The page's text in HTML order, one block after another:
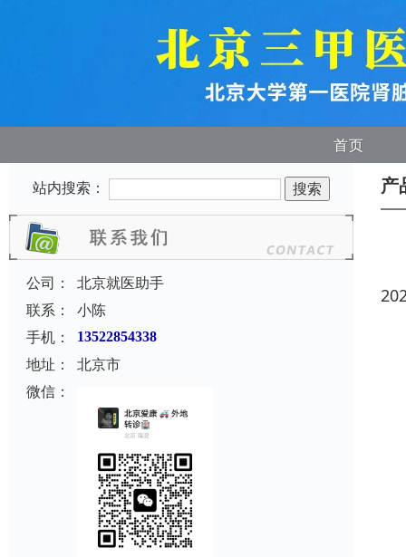
首页
站内搜索：
公司：
北京就医助手
联系：
小陈
手机：
13522854338
地址：
北京市
微信：
产